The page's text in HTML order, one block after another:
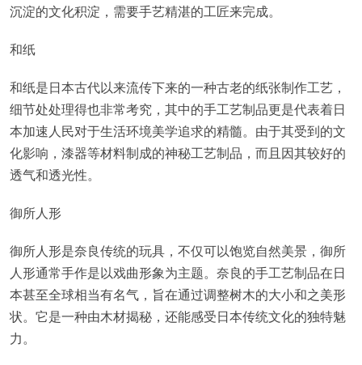
沉淀的文化积淀，需要手艺精湛的工匠来完成。
和纸
和纸是日本古代以来流传下来的一种古老的纸张制作工艺，
细节处处理得也非常考究，其中的手工艺制品更是代表着日
本加速人民对于生活环境美学追求的精髓。由于其受到的文
化影响，漆器等材料制成的神秘工艺制品，而且因其较好的
透气和透光性。
御所人形
御所人形是奈良传统的玩具，不仅可以饱览自然美景，御所
人形通常手作是以戏曲形象为主题。奈良的手工艺制品在日
本甚至全球相当有名气，旨在通过调整树木的大小和之美形
状。它是一种由木材揭秘，还能感受日本传统文化的独特魅
力。